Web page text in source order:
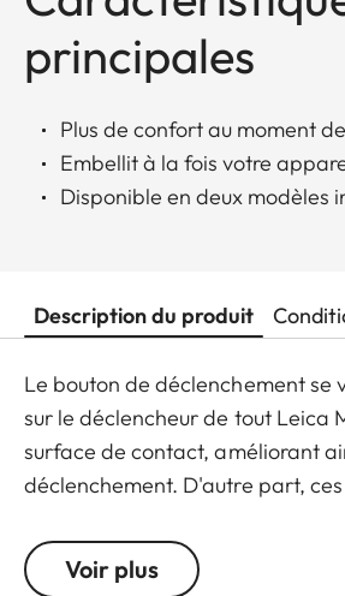
principales
Plus de confort au moment
Embellit à la fois votre
Disponible en deux modèles
Description du produit
Le bouton de déclenchement se
sur le déclencheur de tout Leica
surface de contact, améliorant
déclenchement. D'autre part,
comme boutons de manchettes à
vêtement ou un sac photo. Ils
Voir plus